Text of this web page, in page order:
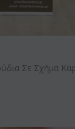
Σε Σχήμα